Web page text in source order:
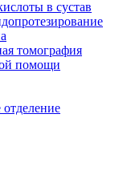
в сустав
томография
помощи